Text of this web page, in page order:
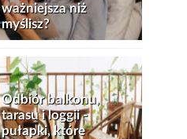
ważniejsza niż
myślisz?
Odbiór balkonu,
tarasu i loggii -
pułapki, które